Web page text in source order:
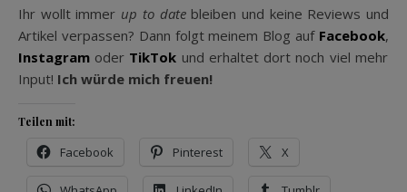
Ihr wollt immer up to datebleiben und keine Reviews und
Artikel verpassen? Dann folgt meinem Blog auf Facebook,
Instagram oder TikTok und erhaltet dort noch viel mehr
Input! Ich würde mich freuen!
Teilen mit:
Facebook Pinterest X